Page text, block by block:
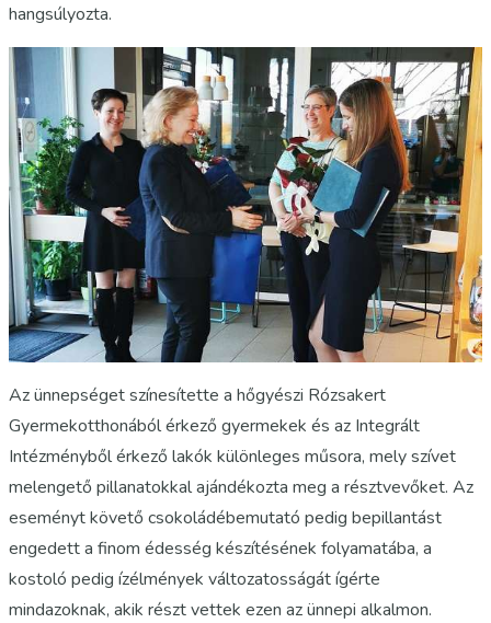
hangsúlyozta.
Az ünnepséget színesítette a hőgyészi Rózsakert
Gyermekotthonából érkező gyermekek és az Integrált
Intézményből érkező lakók különleges műsora, mely szívet
melengető pillanatokkal ajándékozta meg a résztvevőket. Az
eseményt követő csokoládébemutató pedig bepillantást
engedett a finom édesség készítésének folyamatába, a
kostoló pedig ízélmények változatosságát ígérte
mindazoknak, akik részt vettek ezen az ünnepi alkalmon.